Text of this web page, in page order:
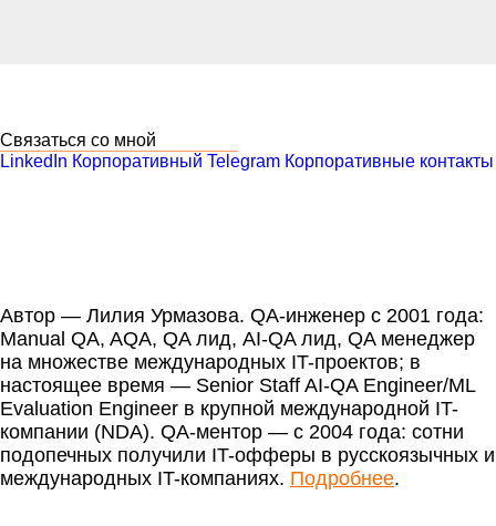
Связаться со мной
LinkedIn Корпоративный Telegram Корпоративные контакты
Автор — Лилия Урмазова. QA-инженер с 2001 года:
Manual QA, AQA, QA лид, AI-QA лид, QA менеджер
на множестве международных IT-проектов; в
настоящее время — Senior Staff AI-QA Engineer/ML
Evaluation Engineer в крупной международной IT-
компании (NDA). QA-ментор — с 2004 года: сотни
подопечных получили IT-офферы в русскоязычных и
международных IT-компаниях. Подробнее.